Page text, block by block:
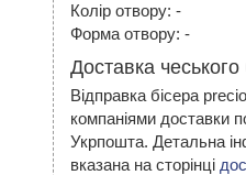
Колір отвору: -
Форма отвору: -
Доставка чеського
Відправка бісера
компаніями доставки
Укрпошта. Детальна
вказана на сторінці